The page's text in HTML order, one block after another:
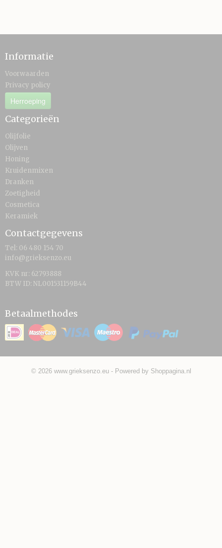
Informatie
Voorwaarden
Privacy policy
Herroeping
Categorieën
Olijfolie
Olijven
Honing
Kruidenmixen
Dranken
Zoetigheid
Cosmetica
Keramiek
Contactgegevens
Tel: 06 480 154 70
info@grieksenzo.eu
KVK nr: 62793888
BTW ID: NL001531159B44
Betaalmethodes
© 2026 www.grieksenzo.eu - Powered by Shoppagina.nl